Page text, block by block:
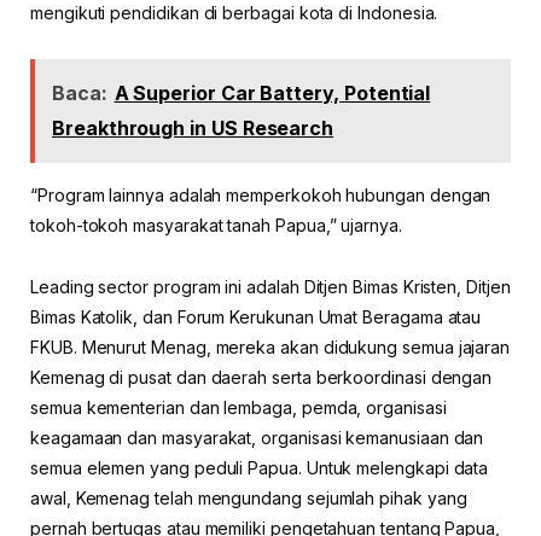
mengikuti pendidikan di berbagai kota di Indonesia.
Baca: A Superior Car Battery, Potential
Breakthrough in US Research
“Program lainnya adalah memperkokoh hubungan dengan
tokoh-tokoh masyarakat tanah Papua,” ujarnya.
Leading sector program ini adalah Ditjen Bimas Kristen, Ditjen
Bimas Katolik, dan Forum Kerukunan Umat Beragama atau
FKUB. Menurut Menag, mereka akan didukung semua jajaran
Kemenag di pusat dan daerah serta berkoordinasi dengan
semua kementerian dan lembaga, pemda, organisasi
keagamaan dan masyarakat, organisasi kemanusiaan dan
semua elemen yang peduli Papua. Untuk melengkapi data
awal, Kemenag telah mengundang sejumlah pihak yang
pernah bertugas atau memiliki pengetahuan tentang Papua,